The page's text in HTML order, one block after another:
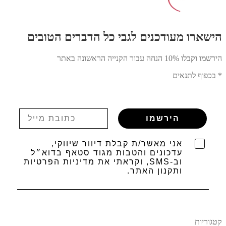
הישארו מעודכנים לגבי כל הדברים הטובים
הירשמו וקבלו 10% הנחה עבור הקנייה הראשונה באתר
* בכפוף לתנאים
הירשמו
אני מאשר/ת קבלת דיוור שיווקי,
עדכונים והטבות מגוד סטאף בדוא״ל
וב-SMS, וקראתי את מדיניות הפרטיות
ותקנון האתר.
קטגוריות